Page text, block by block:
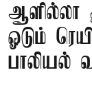
ஆளில்லா
ஓடும்
பாலியல்